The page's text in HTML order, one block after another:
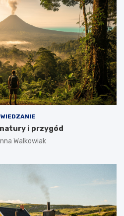
i przygód
Walkowiak